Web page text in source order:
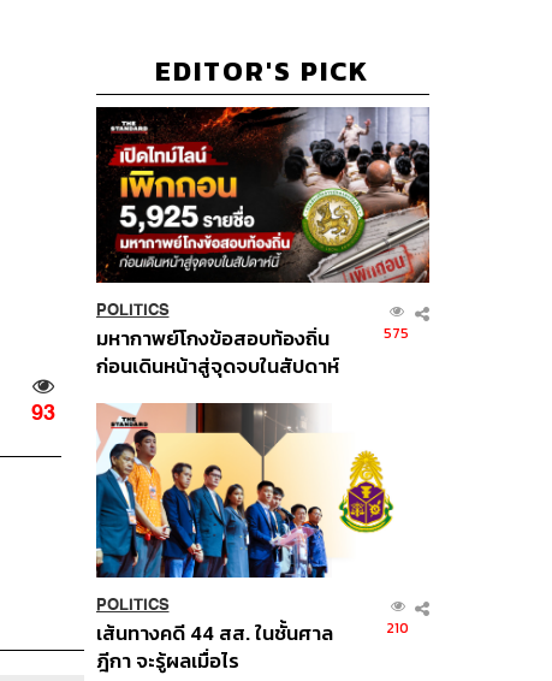
93
EDITOR'S PICK
POLITICS
มหากาพย์โกงข้อสอบท้องถิ่น
ก่อนเดินหน้าสู่จุดจบในสัปดาห์
575
POLITICS
เส้นทางคดี 44 สส. ในชั้นศาล
ฎีกา จะรู้ผลเมื่อไร
210